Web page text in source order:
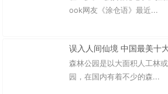
ook网友《涂仓语》最近...
误入人间仙境 中国最美十
森林公园是以大面积人工林
园，在国内有着不少的森...